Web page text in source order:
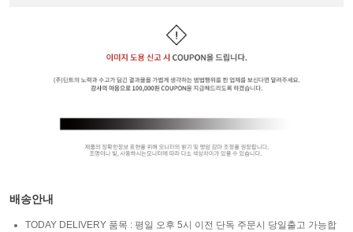
배송안내
TODAY DELIVERY 품목 : 평일 오후 5시 이전 단독 주문시 당일출고 가능합